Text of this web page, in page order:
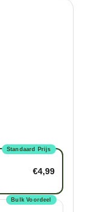
Standaard Prijs
€4,99
Bulk Voordeel